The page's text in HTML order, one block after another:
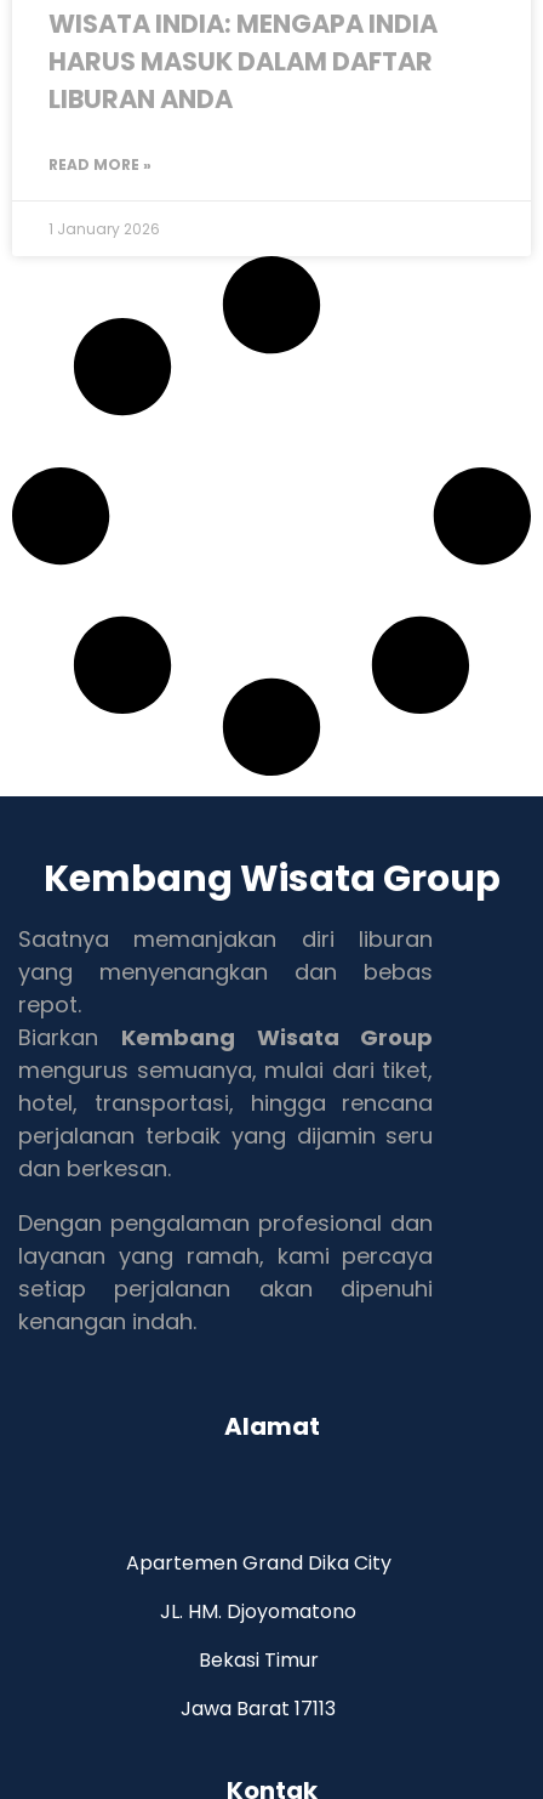
WISATA INDIA: MENGAPA INDIA
HARUS MASUK DALAM DAFTAR
LIBURAN ANDA
READ MORE »
1 January 2026
Kembang Wisata Group
Saatnya memanjakan diri liburan
yang menyenangkan dan bebas
repot.
Biarkan Kembang Wisata Group
mengurus semuanya, mulai dari tiket,
hotel, transportasi, hingga rencana
perjalanan terbaik yang dijamin seru
dan berkesan.
Dengan pengalaman profesional dan
layanan yang ramah, kami percaya
setiap perjalanan akan dipenuhi
kenangan indah.
Alamat
Apartemen Grand Dika City
JL. HM. Djoyomatono
Bekasi Timur
Jawa Barat 17113
Kontak